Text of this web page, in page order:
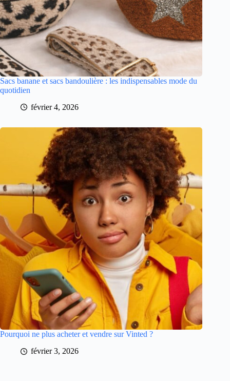
Sacs banane et sacs bandoulière : les indispensables mode du
quotidien
février 4, 2026
Pourquoi ne plus acheter et vendre sur Vinted ?
février 3, 2026